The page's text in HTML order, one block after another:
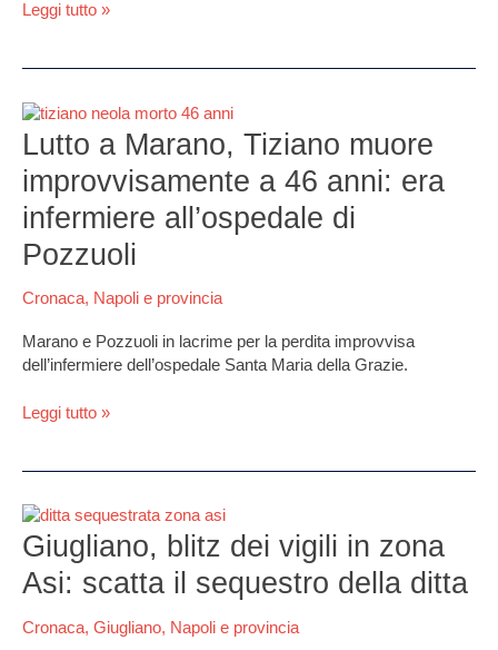
liceo
Leggi tutto »
Lutto a Marano, Tiziano muore
improvvisamente a 46 anni: era
infermiere all’ospedale di
Pozzuoli
Cronaca, Napoli e provincia
Marano e Pozzuoli in lacrime per la perdita improvvisa
dell’infermiere dell’ospedale Santa Maria della Grazie.
Lutto
a
Marano,
Tiziano
muore
improvvisamente
a
anni:
infermiere
all’ospedale
Pozzuoli
Leggi tutto »
Giugliano, blitz dei vigili in zona
Asi: scatta il sequestro della ditta
Cronaca, Giugliano, Napoli e provincia
Giugliano,
blitz
dei
vigili
zona